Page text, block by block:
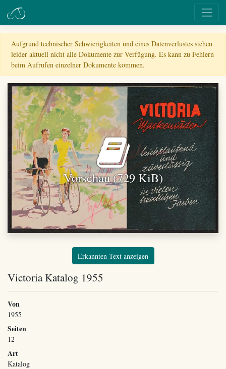
Aufgrund technischer Schwierigkeiten und eines Datenverlustes stehen
leider aktuell nicht alle Dokumente zur Verfügung. Es kann zu Fehlern
beim Aufrufen einzelner Dokumente kommen.
Vorschau (729 KiB)
Erkannten Text anzeigen
Victoria Katalog 1955
Von
1955
Seiten
12
Art
Katalog